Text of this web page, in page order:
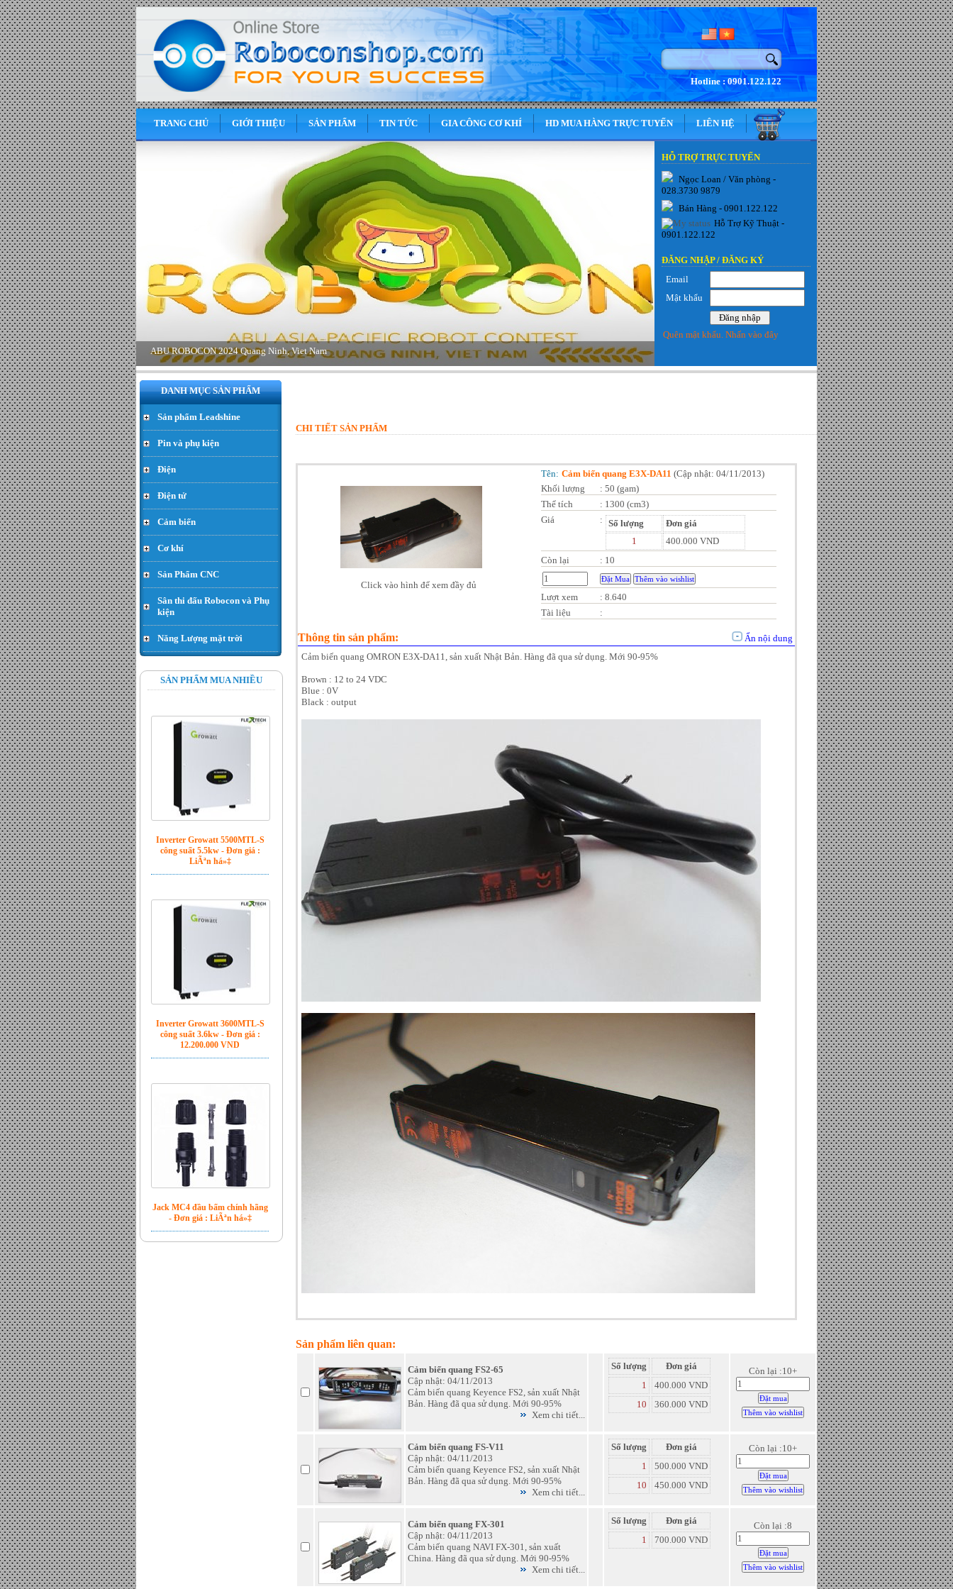
Hotline : 0901.122.122
TRANG CHỦ GIỚI THIỆU SẢN PHẨM TIN TỨC GIA CÔNG CƠ KHÍ HD MUA HÀNG TRỰC TUYẾN LIÊN HỆ
HỖ TRỢ TRỰC TUYẾN
Ngọc Loan / Văn phòng -
028.3730 9879
Bán Hàng - 0901.122.122
Hỗ Trợ Kỹ Thuật -
0901.122.122
ĐĂNG NHẬP / ĐĂNG KÝ
Email
Mật khẩu
Quên mật khẩu. Nhấn vào đây
DANH MỤC SẢN PHẨM
Sản phẩm Leadshine
Pin và phụ kiện
Điện
Điện tử
Cảm biến
Cơ khí
Sản Phẩm CNC
Sân thi đấu Robocon và Phụ
kiện
Năng Lượng mặt trời
SẢN PHẨM MUA NHIỀU
Động cơ Servo có bộ giảm tốc
rời loại 60W - Đơn giá : 650.000
VND
468rpm encoder 13ppr - Đơn
giá : LiÃªn há»‡
Hạt thóc - Đơn giá : 300.000
VND
công suất 5.5kw - Đơn giá :
LiÃªn há»‡
công suất 3.6kw - Đơn giá :
12.200.000 VND
- Đơn giá : LiÃªn há»‡
CHI TIẾT SẢN PHẨM
Click vào hình để xem đầy đủ
Tên: Cảm biến quang E3X-DA11 (Cập nhật: 04/11/2013)
Khối lượng
: 50 (gam)
Thể tích
: 1300 (cm3)
Giá
: Số lượng
Đơn giá
1
400.000 VND
Còn lại
: 10
Lượt xem : 8.640
Tài liệu
:
Thông tin sản phẩm:
Ẩn nội dung
Cảm biến quang OMRON E3X-DA11, sản xuất Nhật Bản. Hàng đã qua sử dụng. Mới 90-95%
Brown : 12 to 24 VDC
Blue : 0V
Black : output
Sản phẩm liên quan:
Cảm biến quang FS2-65
Cập nhật: 04/11/2013
Cảm biến quang Keyence FS2, sản xuất Nhật
Bản. Hàng đã qua sử dụng. Mới 90-95%
Xem chi tiết...
Số lượng
Đơn giá
1
400.000 VND
10
360.000 VND
Còn lại :10+
Cảm biến quang FS-V11
Cập nhật: 04/11/2013
Cảm biến quang Keyence FS2, sản xuất Nhật
Bản. Hàng đã qua sử dụng. Mới 90-95%
Xem chi tiết...
Số lượng
Đơn giá
1
500.000 VND
10
450.000 VND
Còn lại :10+
Cảm biến quang FX-301
Cập nhật: 04/11/2013
Cảm biến quang NAVI FX-301, sản xuất
China. Hàng đã qua sử dụng. Mới 90-95%
Xem chi tiết...
Số lượng
Đơn giá
1
700.000 VND
Còn lại :8